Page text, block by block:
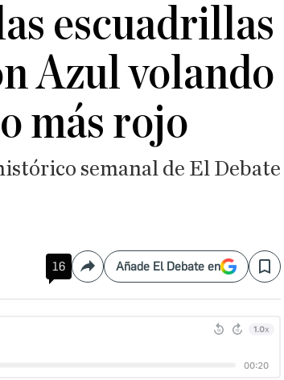
escuadrillas
Azul volando
más rojo
semanal de El Debate
16 CompartirAñade El Debate en Save